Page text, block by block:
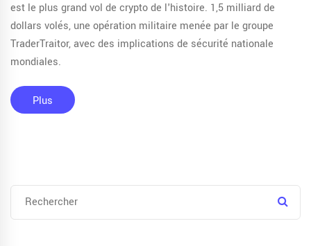
est le plus grand vol de crypto de l'histoire. 1,5 milliard de
dollars volés, une opération militaire menée par le groupe
TraderTraitor, avec des implications de sécurité nationale
mondiales.
Plus